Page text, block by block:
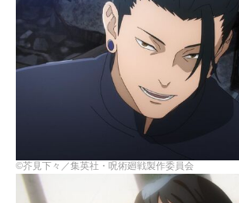
©芥見下々／集英社・呪術廻戦製作委員会